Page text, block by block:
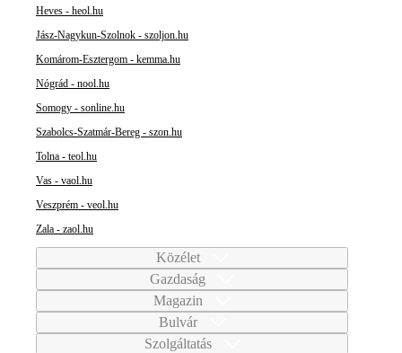
Heves - heol.hu
Jász-Nagykun-Szolnok - szoljon.hu
Komárom-Esztergom - kemma.hu
Nógrád - nool.hu
Somogy - sonline.hu
Szabolcs-Szatmár-Bereg - szon.hu
Tolna - teol.hu
Vas - vaol.hu
Veszprém - veol.hu
Zala - zaol.hu
Közélet
Gazdaság
Magazin
Bulvár
Szolgáltatás